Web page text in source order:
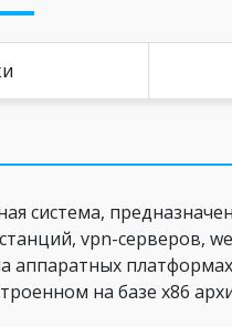
система,
vpn-серверов,
аппаратных
на базе х86